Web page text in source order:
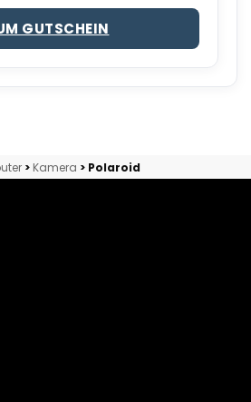
GUTSCHEIN
> Kamera > Polaroid